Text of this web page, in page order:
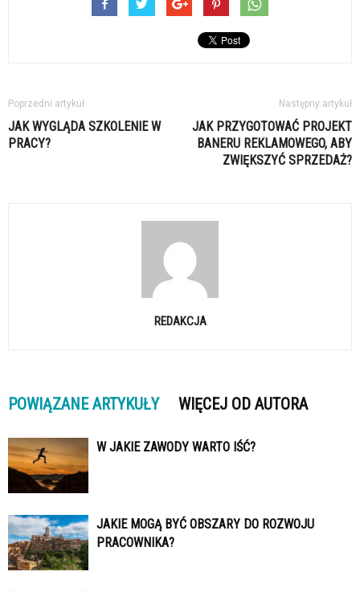
Poprzedni artykuł
JAK WYGLĄDA SZKOLENIE W
PRACY?
Następny artykuł
JAK PRZYGOTOWAĆ PROJEKT
BANERU REKLAMOWEGO, ABY
ZWIĘKSZYĆ SPRZEDAŻ?
REDAKCJA
POWIĄZANE ARTYKUŁY WIĘCEJ OD AUTORA
W JAKIE ZAWODY WARTO IŚĆ?
JAKIE MOGĄ BYĆ OBSZARY DO ROZWOJU
PRACOWNIKA?